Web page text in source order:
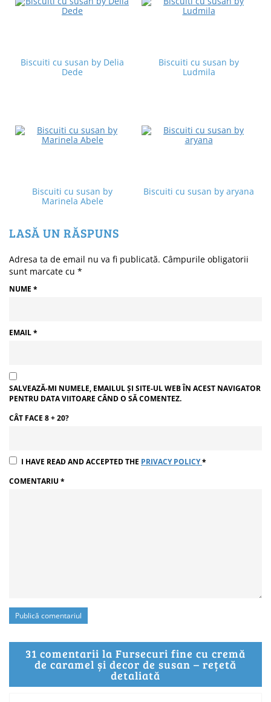
Biscuiti cu susan by Delia
Dede
Biscuiti cu susan by
Ludmila
Biscuiti cu susan by
Marinela Abele
Biscuiti cu susan by aryana
LASĂ UN RĂSPUNS
Adresa ta de email nu va fi publicată. Câmpurile obligatorii
sunt marcate cu *
NUME *
EMAIL*
SALVEAZĂ-MI NUMELE, EMAILUL ȘI SITE-UL WEB ÎN ACEST NAVIGATOR
PENTRU DATA VIITOARE CÂND O SĂ COMENTEZ.
CÂT FACE 8 + 20?
I HAVE READ AND ACCEPTED THE PRIVACY POLICY*
COMENTARIU *
31 comentarii la Fursecuri fine cu cremă
de caramel și decor de susan – rețetă
detaliată